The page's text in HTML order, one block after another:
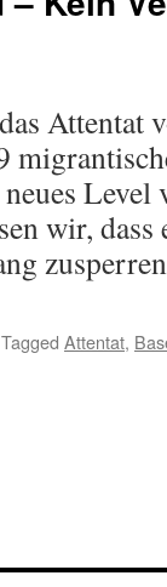
Attentat
Level
wir, dass
Tagged Attentat,